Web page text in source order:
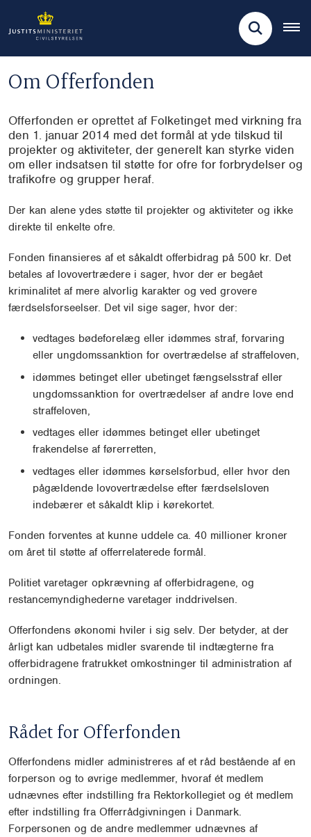
Om Offerfonden
Offerfonden er oprettet af Folketinget med virkning fra
den 1. januar 2014 med det formål at yde tilskud til
projekter og aktiviteter, der generelt kan styrke viden
om eller indsatsen til støtte for ofre for forbrydelser og
trafikofre og grupper heraf.
Der kan alene ydes støtte til projekter og aktiviteter og ikke
direkte til enkelte ofre.
Fonden finansieres af et såkaldt offerbidrag på 500 kr. Det
betales af lovovertrædere i sager, hvor der er begået
kriminalitet af mere alvorlig karakter og ved grovere
færdselsforseelser. Det vil sige sager, hvor der:
vedtages bødeforelæg eller idømmes straf, forvaring
eller ungdomssanktion for overtrædelse af straffeloven,
idømmes betinget eller ubetinget fængselsstraf eller
ungdomssanktion for overtrædelser af andre love end
straffeloven,
vedtages eller idømmes betinget eller ubetinget
frakendelse af førerretten,
vedtages eller idømmes kørselsforbud, eller hvor den
pågældende lovovertrædelse efter færdselsloven
indebærer et såkaldt klip i kørekortet.
Fonden forventes at kunne uddele ca. 40 millioner kroner
om året til støtte af offerrelaterede formål.
Politiet varetager opkrævning af offerbidragene, og
restancemyndighederne varetager inddrivelsen.
Offerfondens økonomi hviler i sig selv. Der betyder, at der
årligt kan udbetales midler svarende til indtægterne fra
offerbidragene fratrukket omkostninger til administration af
ordningen.
Rådet for Offerfonden
Offerfondens midler administreres af et råd bestående af en
forperson og to øvrige medlemmer, hvoraf ét medlem
udnævnes efter indstilling fra Rektorkollegiet og ét medlem
efter indstilling fra Offerrådgivningen i Danmark.
Forpersonen og de andre medlemmer udnævnes af